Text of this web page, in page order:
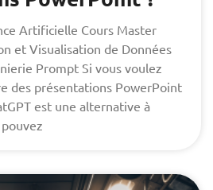
Artificielle Cours Master
et Visualisation de Données
Prompt Si vous voulez
des présentations PowerPoint
est une alternative à